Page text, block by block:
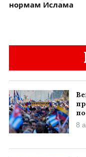
нормам Ислама
8